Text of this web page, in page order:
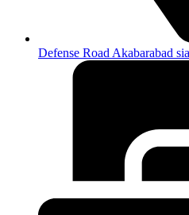
Defense Road Akabarabad